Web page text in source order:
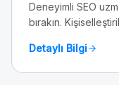
Deneyimli SEO
bırakın.
Detaylı Bilgi